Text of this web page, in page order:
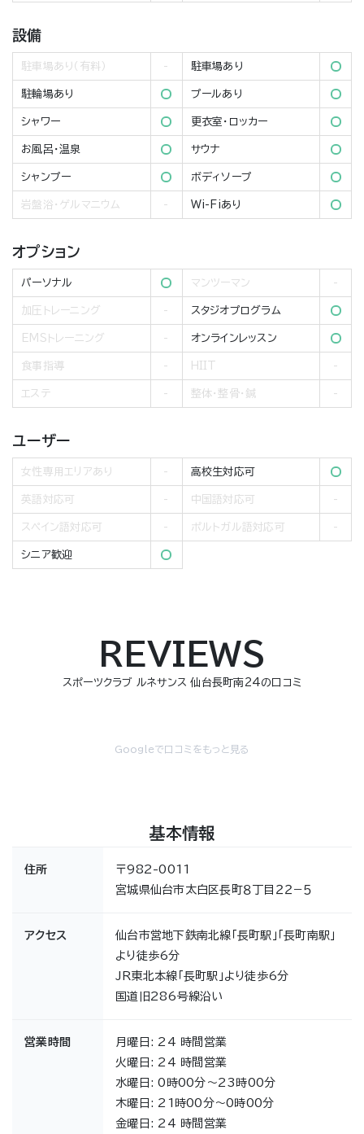
設備
駐車場あり（有料） 駐車場あり
駐輪場あり プールあり
シャワー 更衣室・ロッカー
お風呂・温泉 サウナ
シャンプー ボディソープ
岩盤浴・ゲルマニウム Wi-Fiあり
オプション
パーソナル マンツーマン
加圧トレーニング スタジオプログラム
EMSトレーニング オンラインレッスン
食事指導 HIIT
エステ 整体・整骨・鍼
ユーザー
女性専用エリアあり 高校生対応可
英語対応可 中国語対応可
スペイン語対応可 ポルトガル語対応可
シニア歓迎
REVIEWS
スポーツクラブ ルネサンス 仙台長町南24の口コミ
Googleで口コミをもっと見る
基本情報
住所
〒982-0011
宮城県仙台市太白区長町８丁目２２−５
アクセス
仙台市営地下鉄南北線「長町駅」「長町南駅」
より徒歩6分
JR東北本線「長町駅」より徒歩6分
国道旧286号線沿い
営業時間
月曜日: 24 時間営業
火曜日: 24 時間営業
水曜日: 0時00分～23時00分
木曜日: 21時00分～0時00分
金曜日: 24 時間営業